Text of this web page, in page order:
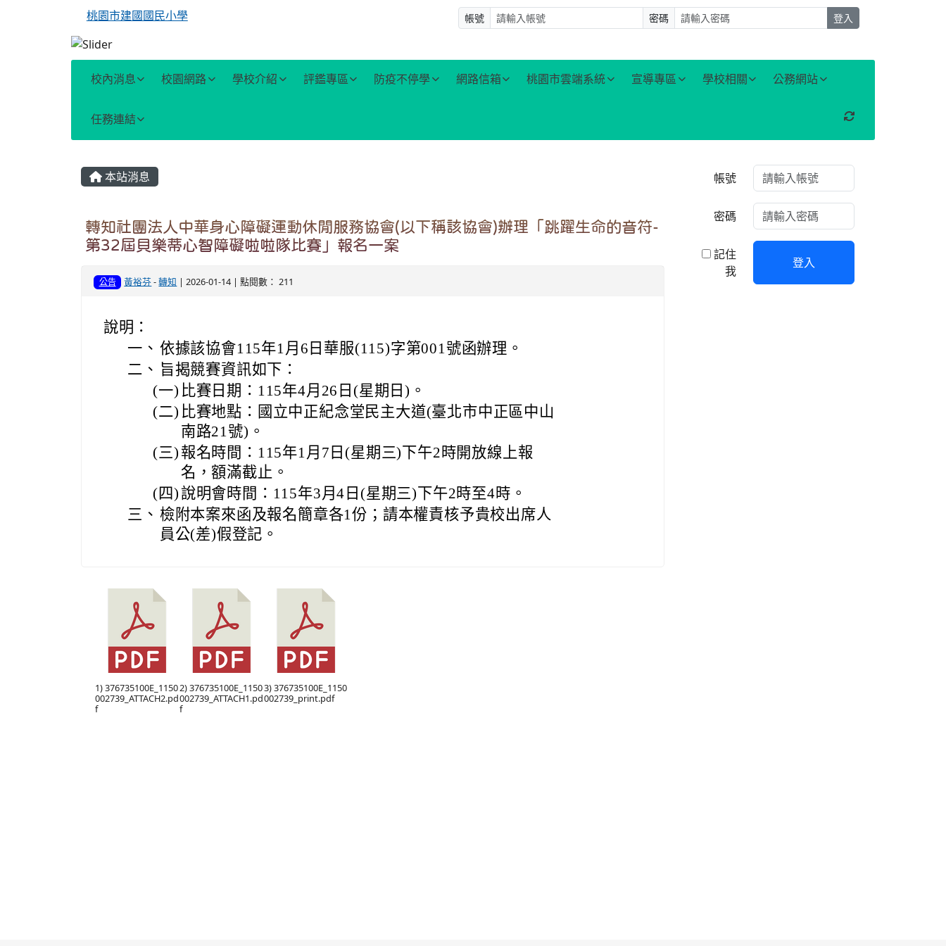
桃園市建國國民小學 帳號 密碼 登入
校內消息 校園網路 學校介紹 評鑑專區 防疫不停學 網路信箱 桃園市雲端系統 宣導專區 學校相關 公務網站
任務連結 重新取得佈景設定
主內容區域
本站消息
轉知社團法人中華身心障礙運動休閒服務協會(以下稱該協會)辦理「跳躍生命的音符-
第32屆貝樂蒂心智障礙啦啦隊比賽」報名一案
公告 黃裕芬-轉知 | 2026-01-14 | 點閱數： 211
說明：
一、 依據該協會115年1月6日華服(115)字第001號函辦理。
二、 旨揭競賽資訊如下：
(一) 比賽日期：115年4月26日(星期日)。
(二) 比賽地點：國立中正紀念堂民主大道(臺北市中正區中山
南路21號)。
(三) 報名時間：115年1月7日(星期三)下午2時開放線上報
名，額滿截止。
(四)說明會時間：115年3月4日(星期三)下午2時至4時。
三、 檢附本案來函及報名簡章各1份；請本權責核予貴校出席人
員公(差)假登記。
1) 376735100E_1150
002739_ATTACH2.pd
f
2) 376735100E_1150
002739_ATTACH1.pd
f
3) 376735100E_1150
002739_print.pdf
右邊區域內容
帳號
密碼
記住
我
登入